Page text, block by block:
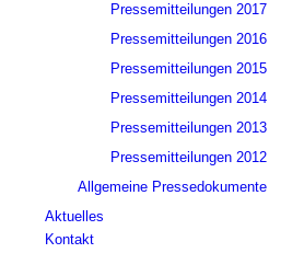
Pressemitteilungen 2017
Pressemitteilungen 2016
Pressemitteilungen 2015
Pressemitteilungen 2014
Pressemitteilungen 2013
Pressemitteilungen 2012
Allgemeine Pressedokumente
Aktuelles
Kontakt